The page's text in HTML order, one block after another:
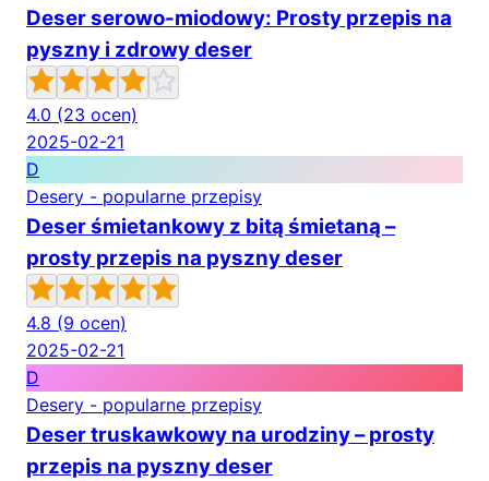
Deser serowo-miodowy: Prosty przepis na
pyszny i zdrowy deser
4.0 (23 ocen)
2025-02-21
D
Desery - popularne przepisy
Deser śmietankowy z bitą śmietaną –
prosty przepis na pyszny deser
4.8 (9 ocen)
2025-02-21
D
Desery - popularne przepisy
Deser truskawkowy na urodziny – prosty
przepis na pyszny deser